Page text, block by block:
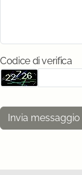
Codice di verifica
Invia messaggio